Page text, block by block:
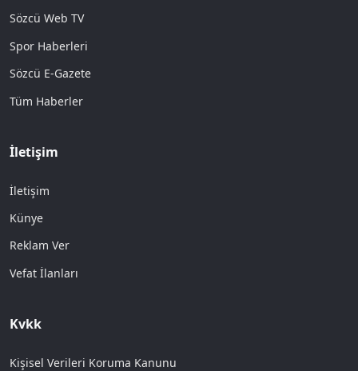
Sözcü Web TV
Spor Haberleri
Sözcü E-Gazete
Tüm Haberler
İletişim
İletişim
Künye
Reklam Ver
Vefat İlanları
Kvkk
Kişisel Verileri Koruma Kanunu